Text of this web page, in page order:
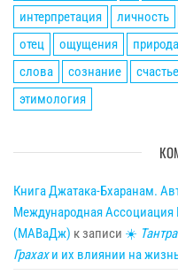
интерпретация
личность
отец
ощущения природа
слова
сознание счастье
этимология
Книга Джатака-Бхаранам.
Международная
(МАВаДж) к записи ☀
Грахахи их влиянии на